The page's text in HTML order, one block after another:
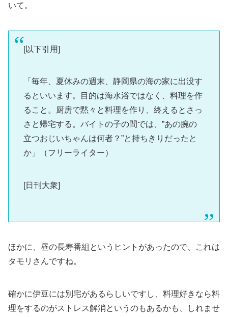
いて。
[以下引用]
「毎年、夏休みの週末、静岡県の海の家に出没す
るといいます。目的は海水浴ではなく、料理を作
ること。厨房で黙々と料理を作り、終えるとさっ
さと帰宅する。バイトの子の間では、”あの腕の
立つおじいちゃんは何者？”と持ちきりだったと
か」（フリーライター）
[日刊大衆]
ほかに、昼の長寿番組というヒントがあったので、これは
タモリさんですね。
確かに伊豆には別宅があるらしいですし、料理好きなら料
理をするのがストレス解消というのもあるかも、しれませ